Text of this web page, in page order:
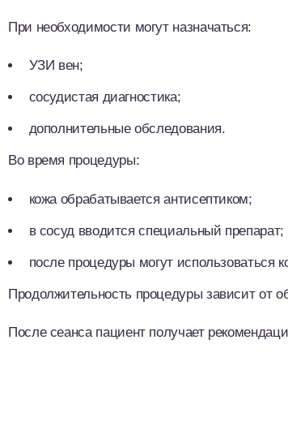
При необходимости могут назначаться:
УЗИ вен;
сосудистая диагностика;
дополнительные обследования.
Во время процедуры:
кожа обрабатывается антисептиком;
в сосуд вводится специальный препарат;
после процедуры могут использоваться
Продолжительность процедуры зависит от
После сеанса пациент получает